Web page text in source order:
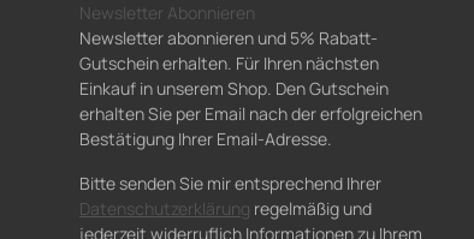
Newsletter Abonnieren
Newsletter abonnieren und 5% Rabatt-
Gutschein erhalten. Für Ihren nächsten
Einkauf in unserem Shop. Den Gutschein
erhalten Sie per Email nach der erfolgreichen
Bestätigung Ihrer Email-Adresse.
Bitte senden Sie mir entsprechend Ihrer
Datenschutzerklärung regelmäßig und
jederzeit widerruflich Informationen zu Ihrem